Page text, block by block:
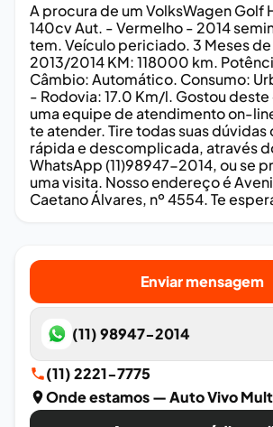
A procura de um VolksWagen Golf
140cv Aut. - Vermelho - 2014
tem. Veículo periciado. 3 Meses
2013/2014 KM: 118000 km.
Câmbio: Automático. Consumo:
- Rodovia: 17.0 Km/l. Gostou deste
uma equipe de atendimento on-
te atender. Tire todas suas dúvidas
rápida e descomplicada, através
WhatsApp (11)98947-2014, ou se
uma visita. Nosso endereço é
Caetano Álvares, nº 4554. Te
Enviar mensagem
(11) 98947-2014
(11) 2221-7775
Onde estamos— Auto Vivo